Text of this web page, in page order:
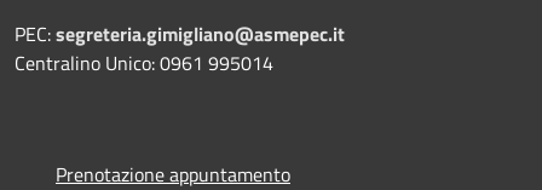
PEC:segreteria.gimigliano@asmepec.it
Centralino Unico: 0961 995014
Prenotazione appuntamento